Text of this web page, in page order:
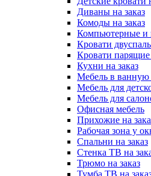
Диваны на заказ
Комоды на заказ
Компьютерные и
Кровати
Кровати парящие
Кухни на заказ
Мебель в ванную
Мебель для
Мебель для
Офисная мебель
Прихожие на
Рабочая зона у
Спальни на заказ
Стенка ТВ на
Трюмо на заказ
Тумба ТВ на